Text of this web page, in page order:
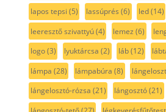
lapos tepsi (5) lassúprés (6) led(14)
leeresztő szivattyú(4) lemez (6)
logo(3) lyuktárcsa (2) láb(12)
lámpa (28) lámpabúra (8)
lángelosztó-rózsa (21) lángosztó(21)